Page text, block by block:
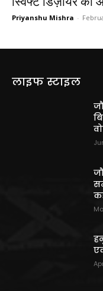
Priyanshu Mishra -
लाइफ स्टाइल